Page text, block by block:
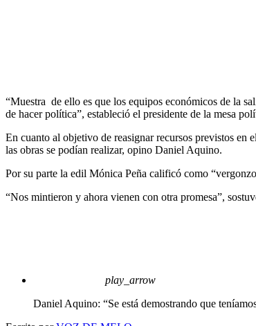
“Muestra de ello es que los equipos económicos de la
de hacer política”, estableció el presidente de la mesa
En cuanto al objetivo de reasignar recursos previstos en
las obras se podían realizar, opino Daniel Aquino.
Por su parte la edil Mónica Peña calificó como
“Nos mintieron y ahora vienen con otra promesa”,
play_arrow
Daniel Aquino: “Se está demostrando que